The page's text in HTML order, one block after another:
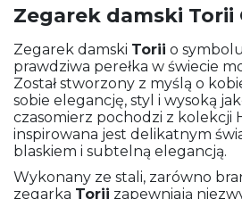
Zegarek damski Torii
Zegarek damski Torii o symbolu
prawdziwa perełka w świecie
Został stworzony z myślą o
sobie elegancję, styl i wysoką
czasomierz pochodzi z kolekcji
inspirowana jest delikatnym
blaskiem i subtelną elegancją.
Wykonany ze stali, zarówno
zegarka Torii zapewniają